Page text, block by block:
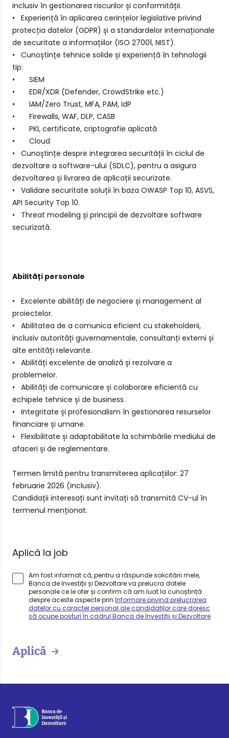
inclusiv în gestionarea riscurilor și conformității.
• Experiență în aplicarea cerințelor legislative privind
protecția datelor (GDPR) și a standardelor internaționale
de securitate a informațiilor (ISO 27001, NIST).
• Cunoștințe tehnice solide și experiență în tehnologii
tip:
• SIEM
• EDR/XDR (Defender, CrowdStrike etc.)
• IAM/Zero Trust, MFA, PAM, IdP
• Firewalls, WAF, DLP, CASB
• PKI, certificate, criptografie aplicată
• Cloud
• Cunoștințe despre integrarea securității în ciclul de
dezvoltare a software-ului (SDLC), pentru a asigura
dezvoltarea și livrarea de aplicații securizate.
• Validare securitate soluții în baza OWASP Top 10, ASVS,
API Security Top 10.
• Threat modeling și principii de dezvoltare software
securizată.
Abilități personale
• Excelente abilități de negociere și management al
proiectelor.
• Abilitatea de a comunica eficient cu stakeholderii,
inclusiv autorități guvernamentale, consultanți externi și
alte entități relevante.
• Abilități excelente de analiză și rezolvare a
problemelor.
• Abilități de comunicare și colaborare eficientă cu
echipele tehnice și de business.
• Integritate și profesionalism în gestionarea resurselor
financiare și umane.
• Flexibilitate și adaptabilitate la schimbările mediului de
afaceri și de reglementare.
Termen limită pentru transmiterea aplicațiilor: 27
februarie 2026 (inclusiv).
Candidații interesați sunt invitați să transmită CV-ul în
termenul menționat.
Aplică la job
Am fost informat că, pentru a răspunde solicitării mele,
Banca de Investiții și Dezvoltare va prelucra datele
personale ce le ofer și confirm că am luat la cunoștință
despre aceste aspecte prin Informare privind prelucrarea
datelor cu caracter personal ale candidaților care doresc
să ocupe posturi în cadrul Banca de Investiții și Dezvoltare
Aplică